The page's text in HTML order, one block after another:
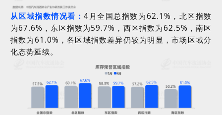
从区域指数情况看：4月全国总指数为62.1% ，北区指数
为67.6% ，东区指数为59.7% ，西区指数为62.5% ，南区
指数为61.0% ，各区域指数差异仍较为明显，市场区域分
化态势延续。